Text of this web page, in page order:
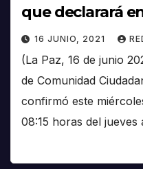
que declarará
16 JUNIO, 2021
(La Paz, 16 de junio
de Comunidad
confirmó este
08:15 horas del jueves